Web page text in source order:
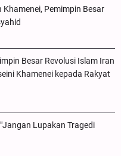
Pemimpin Besar
Besar Revolusi Islam Iran
Khamenei kepada Rakyat
Lupakan Tragedi